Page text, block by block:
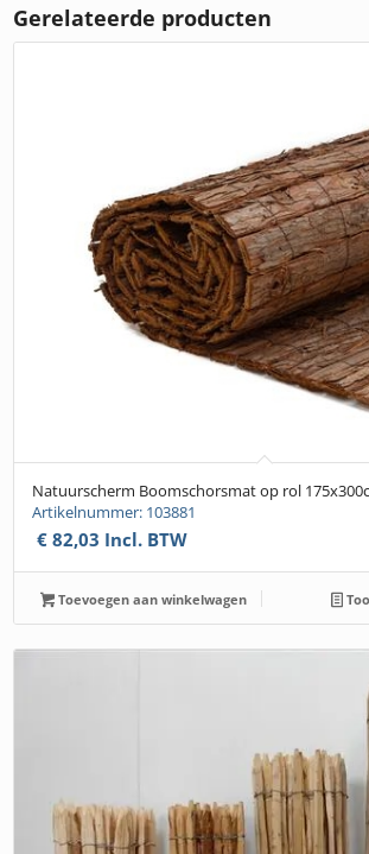
Gerelateerde producten
Natuurscherm Boomschorsmat op rol
Artikelnummer: 103881
€ 82,03 Incl. BTW
Toevoegen aan winkelwagen